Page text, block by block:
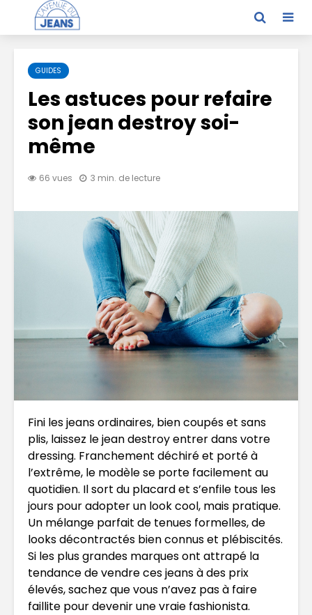
GUIDES
Les astuces pour refaire
son jean destroy soi-
même
66 vues 3 min. de lecture
Fini les jeans ordinaires, bien coupés et sans
plis, laissez le jean destroy entrer dans votre
dressing. Franchement déchiré et porté à
l’extrême, le modèle se porte facilement au
quotidien. Il sort du placard et s’enfile tous les
jours pour adopter un look cool, mais pratique.
Un mélange parfait de tenues formelles, de
looks décontractés bien connus et plébiscités.
Si les plus grandes marques ont attrapé la
tendance de vendre ces jeans à des prix
élevés, sachez que vous n’avez pas à faire
faillite pour devenir une vraie fashionista.